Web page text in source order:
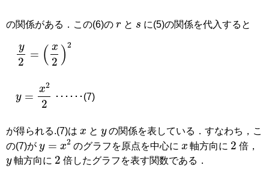
の関係がある．この(6)の と に(5)の関係を代入すると
y2 = x22
y =x 22 ･･････(7)
が得られる.(7)は と
の関係を表している．すなわち，こ
の(7)が y= x2 のグラフを原点を中心に
x
軸方向に
2
倍，
y
軸方向に
2
倍したグラフを表す関数である．